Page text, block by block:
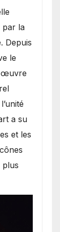
par la
Depuis
le
œuvre
a su
et les
plus